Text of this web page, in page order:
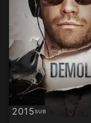
2015SUB
Субтитри